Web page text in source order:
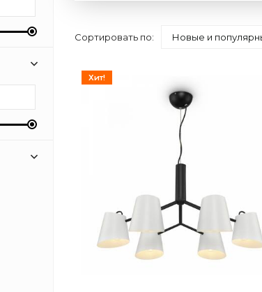
Сортировать по: Новые и
Хит!